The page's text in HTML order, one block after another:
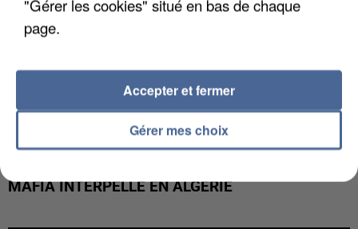
MAFIA INTERPELLÉ EN ALGÉRIE
"Gérer les cookies" situé en bas de chaque
page.
Gérer mes choix
Accepter et fermer